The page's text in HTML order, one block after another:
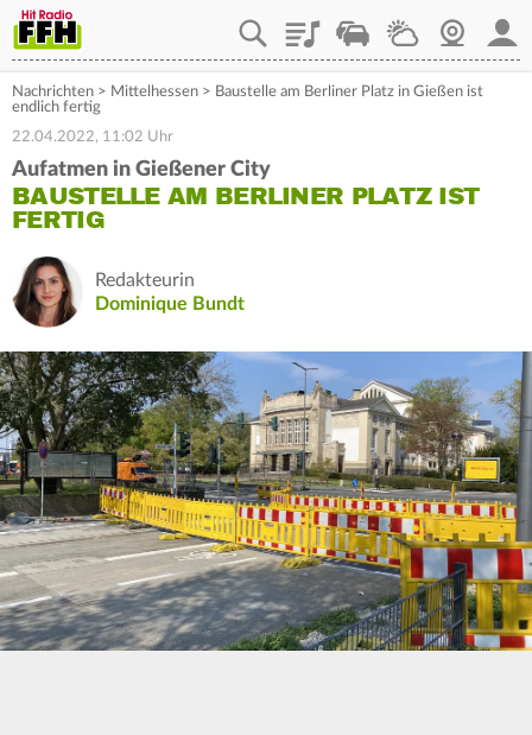
PlaylistStaupilotWetterWebcam
Nachrichten > Mittelhessen > Baustelle am Berliner Platz in Gießen ist
endlich fertig
22.04.2022, 11:02 Uhr
Aufatmen in Gießener City
BAUSTELLE AM BERLINER PLATZ IST
FERTIG
Redakteurin
Dominique Bundt